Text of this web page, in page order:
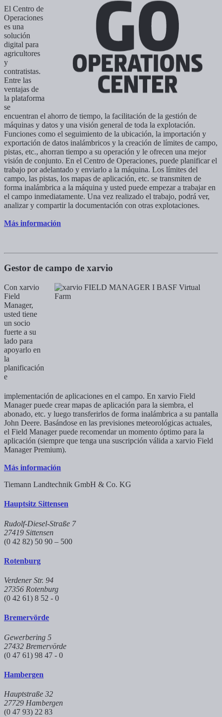
El Centro de
Operaciones
es una
solución
digital para
agricultores
y
contratistas.
Entre las
ventajas de
la plataforma
se
encuentran el ahorro de tiempo, la facilitación de la gestión de
máquinas y datos y una visión general de toda la explotación.
Funciones como el seguimiento de la ubicación, la importación y
exportación de datos inalámbricos y la creación de límites de campo,
pistas, etc., ahorran tiempo a su operación y le ofrecen una mejor
visión de conjunto. En el Centro de Operaciones, puede planificar el
trabajo por adelantado y enviarlo a la máquina. Los límites del
campo, las pistas, los mapas de aplicación, etc. se transmiten de
forma inalámbrica a la máquina y usted puede empezar a trabajar en
el campo inmediatamente. Una vez realizado el trabajo, podrá ver,
analizar y compartir la documentación con otras explotaciones.
Más información
Gestor de campo de xarvio
Con xarvio
Field
Manager,
usted tiene
un socio
fuerte a su
lado para
apoyarlo en
la
planificación
e
implementación de aplicaciones en el campo. En xarvio Field
Manager puede crear mapas de aplicación para la siembra, el
abonado, etc. y luego transferirlos de forma inalámbrica a su pantalla
John Deere. Basándose en las previsiones meteorológicas actuales,
el Field Manager puede recomendar un momento óptimo para la
aplicación (siempre que tenga una suscripción válida a xarvio Field
Manager Premium).
Más información
Tiemann Landtechnik GmbH & Co. KG
Hauptsitz Sittensen
Rudolf-Diesel-Straße 7
27419 Sittensen
(0 42 82) 50 90 – 500
Rotenburg
Verdener Str. 94
27356 Rotenburg
(0 42 61) 8 52 - 0
Bremervörde
Gewerbering 5
27432 Bremervörde
(0 47 61) 98 47 - 0
Hambergen
Hauptstraße 32
27729 Hambergen
(0 47 93) 22 83